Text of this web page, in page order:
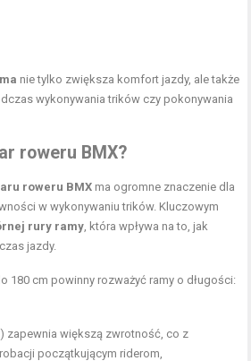
nie tylko zwiększa komfort jazdy, ale także
wykonywania trików czy pokonywania
roweru BMX?
roweru BMX ma ogromne znaczenie dla
w wykonywaniu trików. Kluczowym
rury ramy , która wpływa na to, jak
jazdy.
180 cm powinny rozważyć ramy o długości:
zapewnia większą zwrotność, co z
początkującym riderom,